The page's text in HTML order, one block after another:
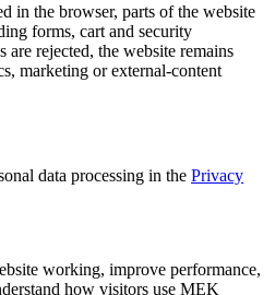
in the browser, parts of the website
forms, cart and security
rejected, the website remains
marketing or external-content
data processing in the Privacy
working, improve performance,
how visitors use MEK